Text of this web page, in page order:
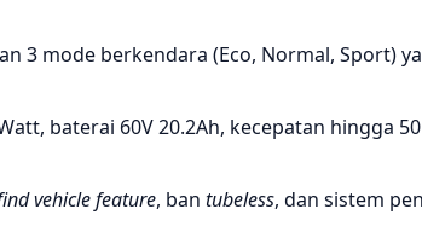
3 mode berkendara (Eco, Normal, Sport)
baterai 60V 20.2Ah, kecepatan hingga
vehicle feature, ban tubeless, dan sistem